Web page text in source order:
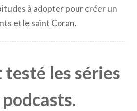
à adopter pour créer un
et le saint Coran.
testé les séries